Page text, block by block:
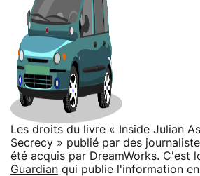
Les droits du livre « Inside Julian
Secrecy » publié par des
été acquis par DreamWorks. C'est
Guardian qui publie l'information